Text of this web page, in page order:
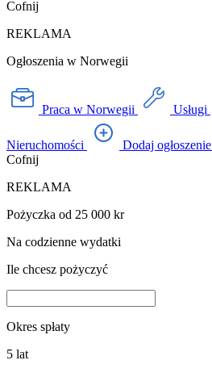
Cofnij
REKLAMA
Ogłoszenia w Norwegii
Praca w Norwegii Usługi
Nieruchomości Dodaj ogłoszenie
Cofnij
REKLAMA
Pożyczka od 25 000 kr
Na codzienne wydatki
Ile chcesz pożyczyć
Okres spłaty
5 lat